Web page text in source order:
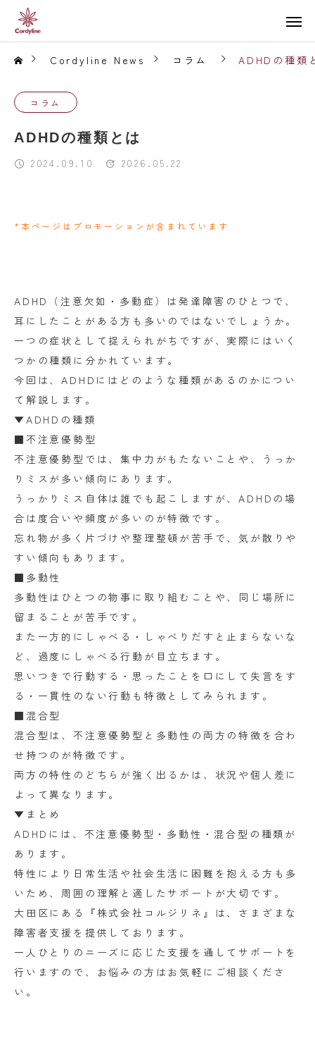
Cordyline News コラム ADHDの種類
コラム
ADHDの種類とは
2024.09.10 2026.05.22
*本ページはプロモーションが含まれています
ADHD（注意欠如・多動症）は発達障害のひとつで、
耳にしたことがある方も多いのではないでしょうか。
一つの症状として捉えられがちですが、実際にはいく
つかの種類に分かれています。
今回は、ADHDにはどのような種類があるのかについ
て解説します。
▼ADHDの種類
■不注意優勢型
不注意優勢型では、集中力がもたないことや、うっか
りミスが多い傾向にあります。
うっかりミス自体は誰でも起こしますが、ADHDの場
合は度合いや頻度が多いのが特徴です。
忘れ物が多く片づけや整理整頓が苦手で、気が散りや
すい傾向もあります。
■多動性
多動性はひとつの物事に取り組むことや、同じ場所に
留まることが苦手です。
また一方的にしゃべる・しゃべりだすと止まらないな
ど、過度にしゃべる行動が目立ちます。
思いつきで行動する・思ったことを口にして失言をす
る・一貫性のない行動も特徴としてみられます。
■混合型
混合型は、不注意優勢型と多動性の両方の特徴を合わ
せ持つのが特徴です。
両方の特性のどちらが強く出るかは、状況や個人差に
よって異なります。
▼まとめ
ADHDには、不注意優勢型・多動性・混合型の種類が
あります。
特性により日常生活や社会生活に困難を抱える方も多
いため、周囲の理解と適したサポートが大切です。
大田区にある『株式会社コルジリネ』は、さまざまな
障害者支援を提供しております。
一人ひとりのニーズに応じた支援を通してサポートを
行いますので、お悩みの方はお気軽にご相談くださ
い。